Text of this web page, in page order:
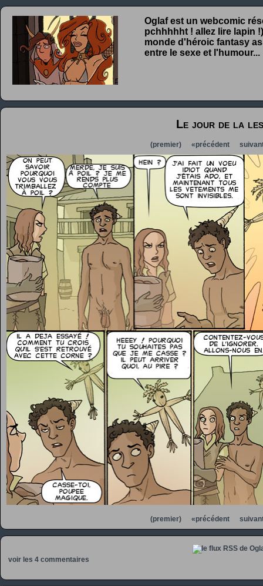
Oglaf est un webcomic
pchhhhht ! allez lire lapin
monde d'héroic fantasy
entre le sexe et l'humour...
Le jour de la
(premier) «précédent
(premier) «précédent
voir les 4 commentaires